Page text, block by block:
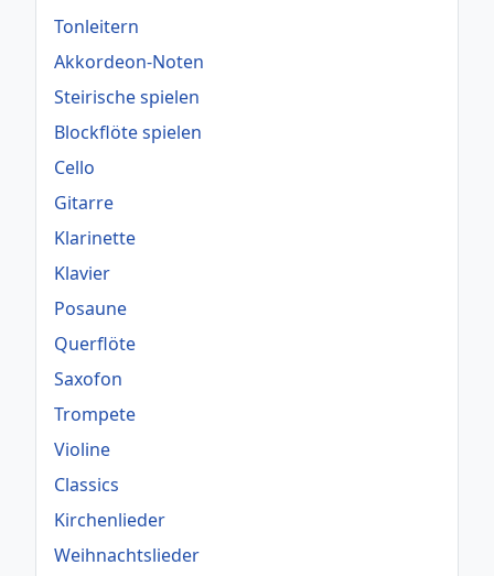
Tonleitern
Akkordeon-Noten
Steirische spielen
Blockflöte spielen
Cello
Gitarre
Klarinette
Klavier
Posaune
Querflöte
Saxofon
Trompete
Violine
Classics
Kirchenlieder
Weihnachtslieder